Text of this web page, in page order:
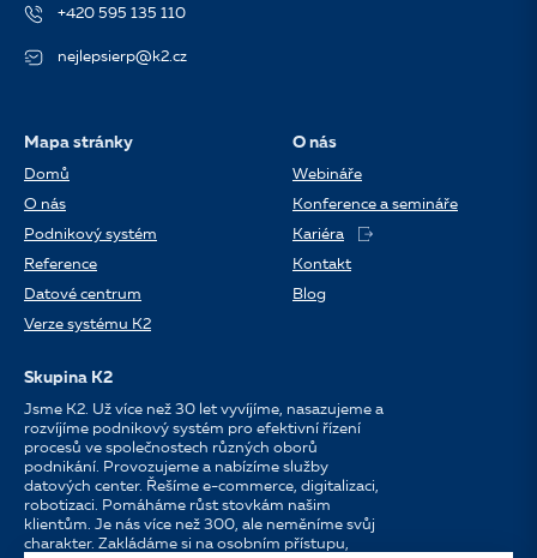
+420 595 135 110
nejlepsierp@k2.cz
Mapa stránky
Domů
O nás
Podnikový systém
Reference
Datové centrum
Verze systému K2
O nás
Webináře
Konference a semináře
Kariéra
Kontakt
Blog
Skupina K2
Jsme K2. Už více než 30 let vyvíjíme, nasazujeme a
rozvíjíme podnikový systém pro efektivní řízení
procesů ve společnostech různých oborů
podnikání. Provozujeme a nabízíme služby
datových center. Řešíme e-commerce, digitalizaci,
robotizaci. Pomáháme růst stovkám našim
klientům. Je nás více než 300, ale neměníme svůj
charakter. Zakládáme si na osobním přístupu,